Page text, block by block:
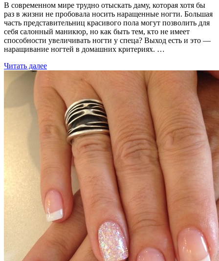
В современном мире трудно отыскать даму, которая хотя бы
раз в жизни не пробовала носить наращенные ногти. Большая
часть представительниц красивого пола могут позволить для
себя салонный маникюр, но как быть тем, кто не имеет
способности увеличивать ногти у спеца? Выход есть и это —
наращивание ногтей в домашних критериях. …
Читать далее